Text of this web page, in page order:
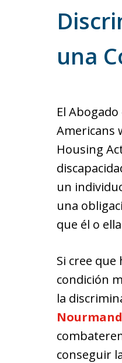
una
El
Americans
Housing
un
una
que él o
Si cree
condición
la
conseguir